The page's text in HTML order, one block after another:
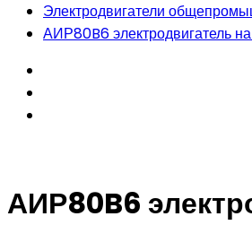
Электродвигатели
АИР80B6 электродвигатель
АИР80B6